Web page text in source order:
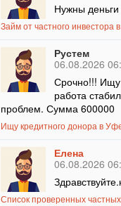
Нужны
Займ от частного инвестора
Рустем
06.08.2026
Срочно!!! Ищу
работа
проблем. Сумма 600000
Ищу кредитного донора в
Елена
06.08.2026
Список проверенных